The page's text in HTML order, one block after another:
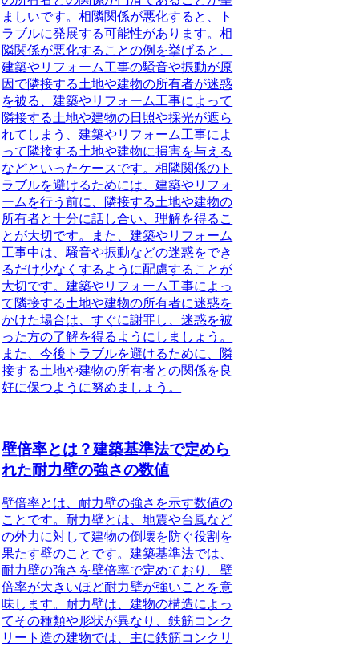
ましいです。相隣関係が悪化すると、ト
ラブルに発展する可能性があります。相
隣関係が悪化することの例を挙げると、
建築やリフォーム工事の騒音や振動が原
因で隣接する土地や建物の所有者が迷惑
を被る、建築やリフォーム工事によって
隣接する土地や建物の日照や採光が遮ら
れてしまう、建築やリフォーム工事によ
って隣接する土地や建物に損害を与える
などといったケースです。相隣関係のト
ラブルを避けるためには、建築やリフォ
ームを行う前に、隣接する土地や建物の
所有者と十分に話し合い、理解を得るこ
とが大切です。また、建築やリフォーム
工事中は、騒音や振動などの迷惑をでき
るだけ少なくするように配慮することが
大切です。建築やリフォーム工事によっ
て隣接する土地や建物の所有者に迷惑を
かけた場合は、すぐに謝罪し、迷惑を被
った方の了解を得るようにしましょう。
また、今後トラブルを避けるために、隣
接する土地や建物の所有者との関係を良
好に保つように努めましょう。
壁倍率とは？建築基準法で定めら
れた耐力壁の強さの数値
壁倍率とは、耐力壁の強さを示す数値の
ことです。耐力壁とは、地震や台風など
の外力に対して建物の倒壊を防ぐ役割を
果たす壁のことです。建築基準法では、
耐力壁の強さを壁倍率で定めており、壁
倍率が大きいほど耐力壁が強いことを意
味します。耐力壁は、建物の構造によっ
てその種類や形状が異なり、鉄筋コンク
リート造の建物では、主に鉄筋コンクリ